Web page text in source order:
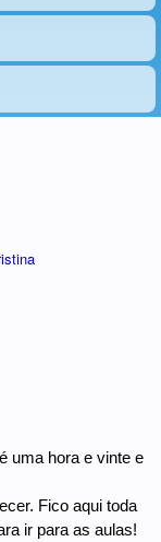
uma hora e vinte e
Fico aqui toda
ir para as aulas!